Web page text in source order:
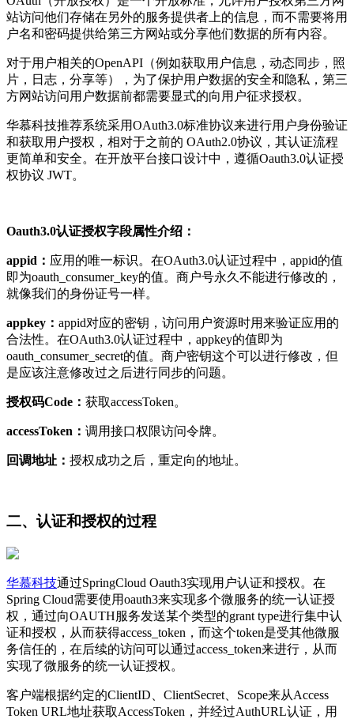
站访问他们存储在另外的服务提供者上的信息，而不需要将用
户名和密码提供给第三方网站或分享他们数据的所有内容。
对于用户相关的OpenAPI（例如获取用户信息，动态同步，照
片，日志，分享等），为了保护用户数据的安全和隐私，第三
方网站访问用户数据前都需要显式的向用户征求授权。
华慕科技推荐系统采用OAuth3.0标准协议来进行用户身份验证
和获取用户授权，相对于之前的 OAuth2.0协议，其认证流程
更简单和安全。在开放平台接口设计中，遵循Oauth3.0认证授
权协议 JWT。
Oauth3.0认证授权字段属性介绍：
appid： 应用的唯一标识。在OAuth3.0认证过程中，appid的值
即为oauth_consumer_key的值。商户号永久不能进行修改的，
就像我们的身份证号一样。
appkey： appid对应的密钥，访问用户资源时用来验证应用的
合法性。在OAuth3.0认证过程中，appkey的值即为
oauth_consumer_secret的值。商户密钥这个可以进行修改，但
是应该注意修改过之后进行同步的问题。
授权码Code： 获取accessToken。
accessToken： 调用接口权限访问令牌。
回调地址： 授权成功之后，重定向的地址。
二、认证和授权的过程
华慕 科技通过SpringCloud Oauth3实现用户认证和授权。在
Spring Cloud需要使用oauth3来实现多个微服务的统一认证授
权，通过向OAUTH服务发送某个类型的grant type进行集中认
证和授权，从而获得access_token，而这个token是受其他微服
务信任的，在后续的访问可以通过access_token来进行，从而
实现了微服务的统一认证授权。
客户端根据约定的ClientID、ClientSecret、Scope来从Access
Token URL地址获取AccessToken，并经过AuthURL认证，用